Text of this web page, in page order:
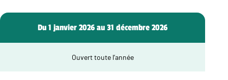
Du 1 janvier 2026 au 31 décembre 2026
Ouvert toute l’année